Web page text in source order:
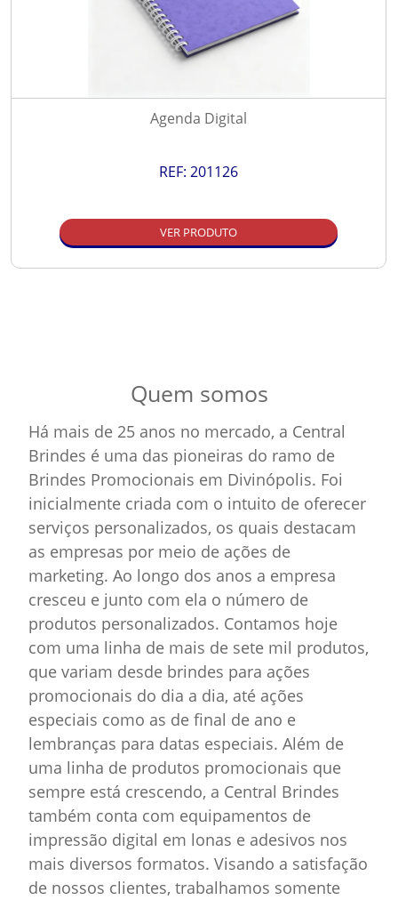
Agenda Digital
REF: 201126
VER PRODUTO
Quem somos
Há mais de 25 anos no mercado, a Central
Brindes é uma das pioneiras do ramo de
Brindes Promocionais em Divinópolis. Foi
inicialmente criada com o intuito de oferecer
serviços personalizados, os quais destacam
as empresas por meio de ações de
marketing. Ao longo dos anos a empresa
cresceu e junto com ela o número de
produtos personalizados. Contamos hoje
com uma linha de mais de sete mil produtos,
que variam desde brindes para ações
promocionais do dia a dia, até ações
especiais como as de final de ano e
lembranças para datas especiais. Além de
uma linha de produtos promocionais que
sempre está crescendo, a Central Brindes
também conta com equipamentos de
impressão digital em lonas e adesivos nos
mais diversos formatos. Visando a satisfação
de nossos clientes, trabalhamos somente